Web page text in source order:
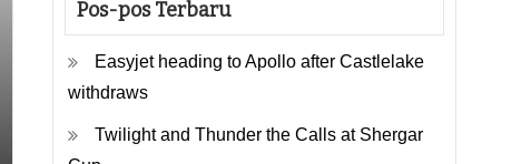
Pos-pos Terbaru
Easyjet heading to Apollo after Castlelake
withdraws
Twilight and Thunder the Calls at Shergar